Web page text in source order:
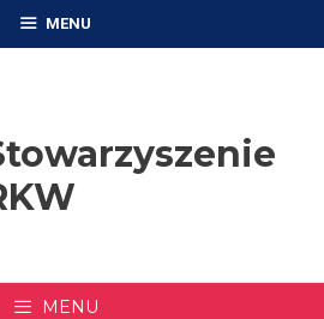
MENU
MENU